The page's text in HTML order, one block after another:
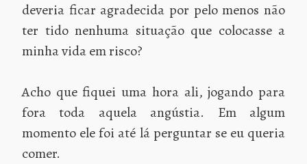
deveria ficar agradecida por pelo menos não
ter tido nenhuma situação que colocasse a
minha vida em risco?
Acho que fiquei uma hora ali, jogando para
fora toda aquela angústia. Em algum
momento ele foi até lá perguntar se eu queria
comer.